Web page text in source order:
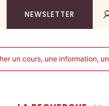
NEWSLETTER